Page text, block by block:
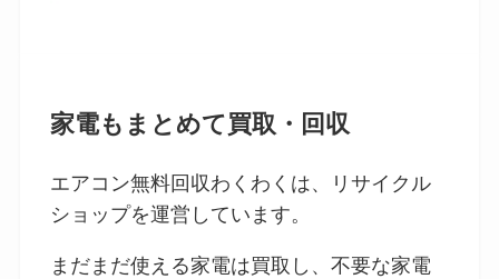
家電もまとめて買取・回収
エアコン無料回収わくわくは、リサイクル
ショップを運営しています。
まだまだ使える家電は買取し、不要な家電